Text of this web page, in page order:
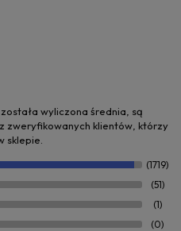
wyliczona średnia, są
zweryfikowanych klientów, którzy
sklepie.
(1719)
(51)
(1)
(0)